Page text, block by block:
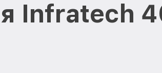
Infratech